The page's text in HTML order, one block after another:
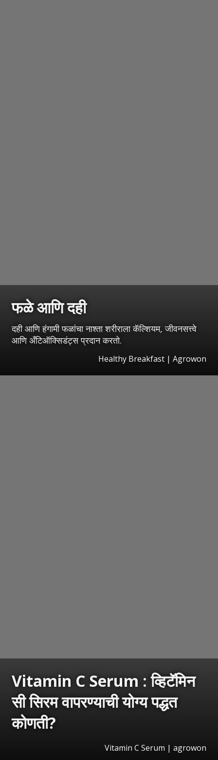
फळे आणि दही
दही आणि हंगामी फळांचा नाश्ता शरीराला कॅल्शियम, जीवनसत्त्वे
आणि अँटिऑक्सिडंट्स प्रदान करतो.
Healthy Breakfast | Agrowon
Vitamin C Serum : व्हिटॅमिन
सी सिरम वापरण्याची योग्य पद्धत
कोणती?
Vitamin C Serum | agrowon